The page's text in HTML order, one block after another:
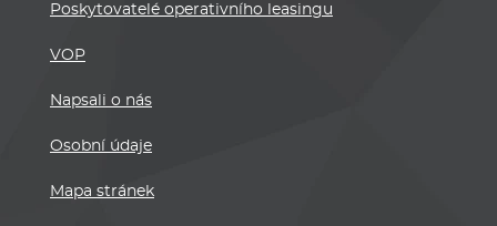
Poskytovatelé operativního leasingu
VOP
Napsali o nás
Osobní údaje
Mapa stránek